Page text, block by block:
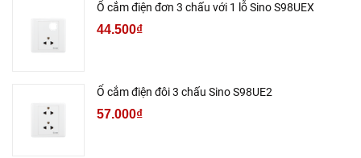
Ổ cắm điện đơn 3 chấu với 1 lỗ Sino S98UEX
44.500₫
Ổ cắm điện đôi 3 chấu Sino S98UE2
57.000₫